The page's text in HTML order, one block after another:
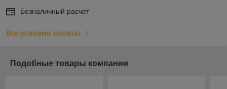
Безналичный расчет
Все условия оплаты
Подобные товары компании